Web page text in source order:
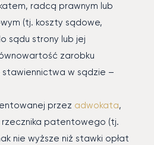
radcą prawnym lub
(tj. koszty sądowe,
sądu strony lub jej
zarobku
w sądzie –
przez adwokata,
patentowego (tj.
nie wyższe niż stawki opłat